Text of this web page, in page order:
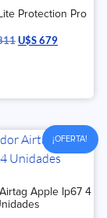
Protection Pro
U$S679
¡OFERTA!
Apple Ip67 4